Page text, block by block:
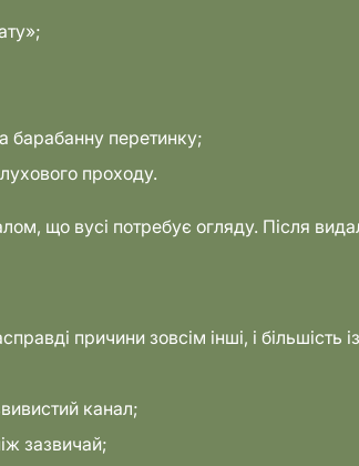
барабанну перетинку;
проходу.
що вусі потребує огляду. Після
причини зовсім інші, і більшість
канал;
зазвичай;